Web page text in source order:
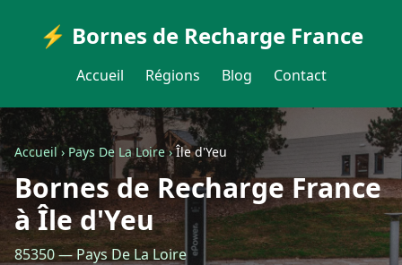
⚡ Bornes de Recharge France
Accueil Régions Blog Contact
Accueil›Pays De La Loire›Île d'Yeu
Bornes de Recharge France
à Île d'Yeu
85350 — Pays De La Loire